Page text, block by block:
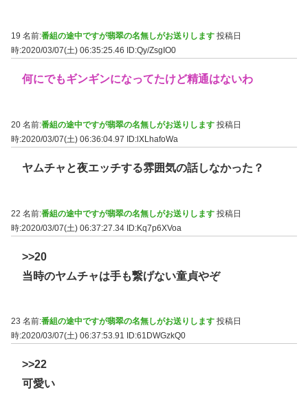
19 名前:番組の途中ですが翡翠の名無しがお送りします 投稿日
時:2020/03/07(土) 06:35:25.46
ID:Qy/ZsgIO0
何にでもギンギンになってたけど精通はないわ
20 名前:番組の途中ですが翡翠の名無しがお送りします 投稿日
時:2020/03/07(土) 06:36:04.97
ID:lXLhafoWa
ヤムチャと夜エッチする雰囲気の話しなかった？
22 名前:番組の途中ですが翡翠の名無しがお送りします 投稿日
時:2020/03/07(土) 06:37:27.34 ID:Kq7p6XVoa
>>20
当時のヤムチャは手も繋げない童貞やぞ
23 名前:番組の途中ですが翡翠の名無しがお送りします 投稿日
時:2020/03/07(土) 06:37:53.91
ID:61DWGzkQ0
>>22
可愛い